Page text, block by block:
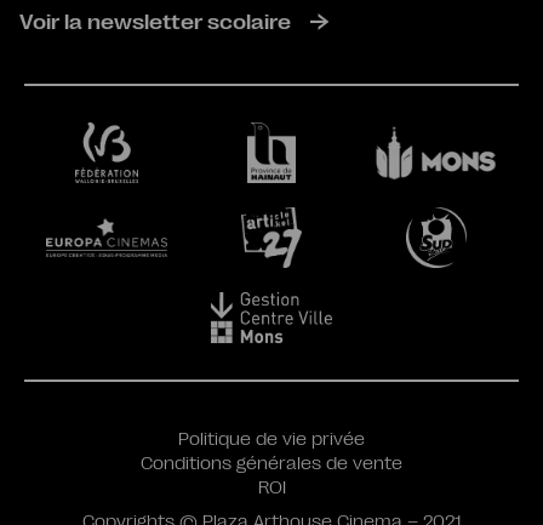
Voir la newsletter scolaire
Politique de vie privée
Conditions générales de vente
ROI